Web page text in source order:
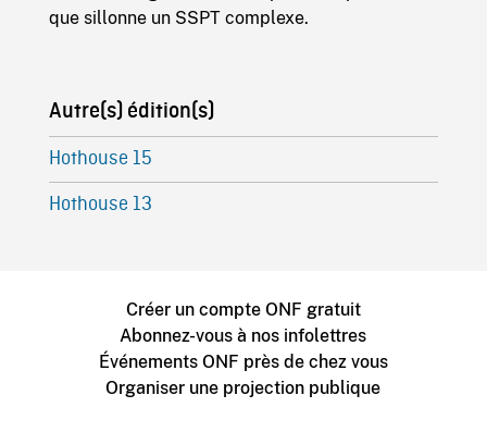
que sillonne un SSPT complexe.
Autre(s) édition(s)
Hothouse 15
Hothouse 13
Créer un compte ONF gratuit
Abonnez-vous à nos infolettres
Événements ONF près de chez vous
Organiser une projection publique